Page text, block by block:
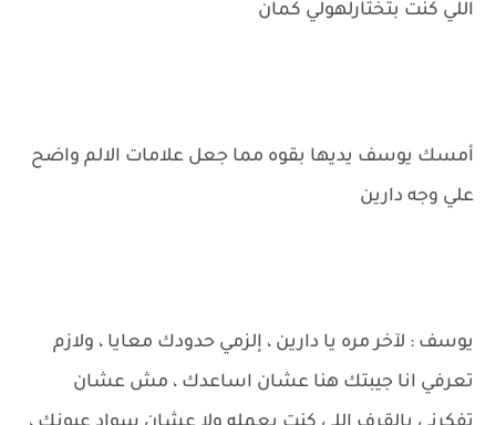
اللي كنت بتختارلهولي كمان
أمسك يوسف يديها بقوه مما جعل علامات الالم واضح
علي وجه دارين
يوسف : لآخر مره يا دارين ، إلزمي حدودك معايا ، ولازم
تعرفي انا جيبتك هنا عشان اساعدك ، مش عشان